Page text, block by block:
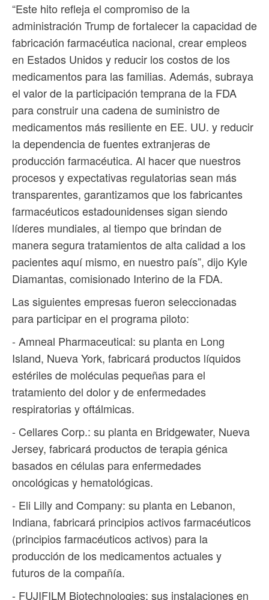
“Este hito refleja el compromiso de la
administración Trump de fortalecer la capacidad de
fabricación farmacéutica nacional, crear empleos
en Estados Unidos y reducir los costos de los
medicamentos para las familias. Además, subraya
el valor de la participación temprana de la FDA
para construir una cadena de suministro de
medicamentos más resiliente en EE. UU. y reducir
la dependencia de fuentes extranjeras de
producción farmacéutica. Al hacer que nuestros
procesos y expectativas regulatorias sean más
transparentes, garantizamos que los fabricantes
farmacéuticos estadounidenses sigan siendo
líderes mundiales, al tiempo que brindan de
manera segura tratamientos de alta calidad a los
pacientes aquí mismo, en nuestro país”, dijo Kyle
Diamantas, comisionado Interino de la FDA.
Las siguientes empresas fueron seleccionadas
para participar en el programa piloto:
- Amneal Pharmaceutical: su planta en Long
Island, Nueva York, fabricará productos líquidos
estériles de moléculas pequeñas para el
tratamiento del dolor y de enfermedades
respiratorias y oftálmicas.
- Cellares Corp.: su planta en Bridgewater, Nueva
Jersey, fabricará productos de terapia génica
basados ​​en células para enfermedades
oncológicas y hematológicas.
- Eli Lilly and Company: su planta en Lebanon,
Indiana, fabricará principios activos farmacéuticos
(principios farmacéuticos activos) para la
producción de los medicamentos actuales y
futuros de la compañía.
- FUJIFILM Biotechnologies: sus instalaciones en